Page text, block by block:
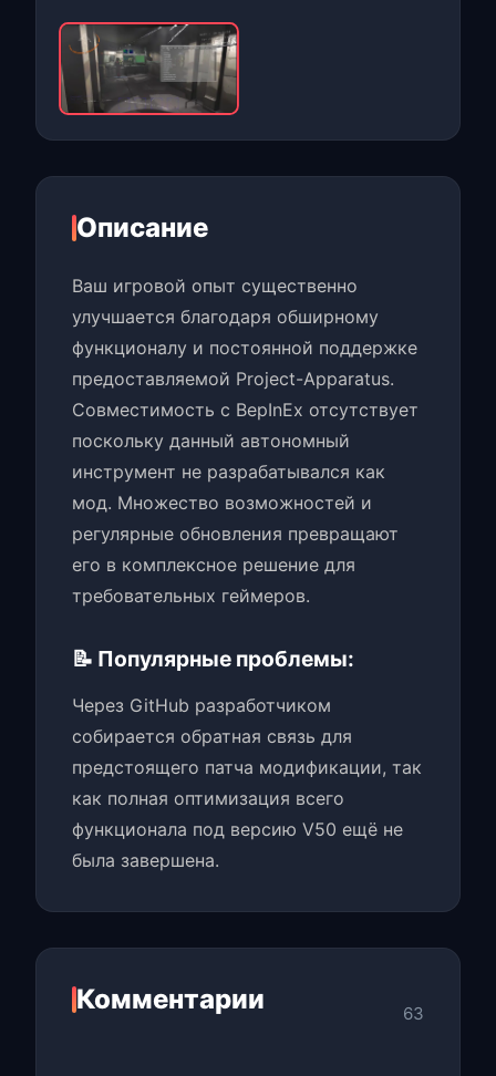
Описание
Ваш игровой опыт существенно
улучшается благодаря обширному
функционалу и постоянной поддержке
предоставляемой Project-Apparatus.
Совместимость с BepInEx отсутствует
поскольку данный автономный
инструмент не разрабатывался как
мод. Множество возможностей и
регулярные обновления превращают
его в комплексное решение для
требовательных геймеров.
📝 Популярные проблемы:
Через GitHub разработчиком
собирается обратная связь для
предстоящего патча модификации, так
как полная оптимизация всего
функционала под версию V50 ещё не
была завершена.
Комментарии 63